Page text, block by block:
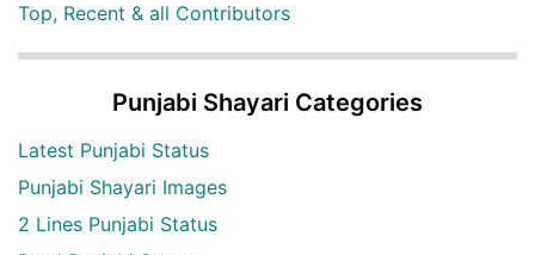
Top, Recent & all Contributors
Punjabi Shayari Categories
Latest Punjabi Status
Punjabi Shayari Images
2 Lines Punjabi Status